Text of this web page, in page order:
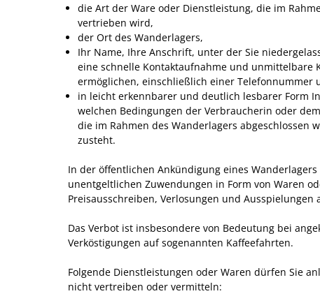
die Art der Ware oder Dienstleistung, die im
vertrieben wird,
der Ort des Wanderlagers,
Ihr Name, Ihre Anschrift, unter der Sie
eine schnelle Kontaktaufnahme und unmittelbare
ermöglichen, einschließlich einer Telefonnummer
in leicht erkennbarer und deutlich lesbarer Form
welchen Bedingungen der Verbraucherin oder
die im Rahmen des Wanderlagers abgeschlossen
zusteht.
In der öffentlichen Ankündigung eines
unentgeltlichen Zuwendungen in Form von Waren
Preisausschreiben, Verlosungen und Ausspielungen
Das Verbot ist insbesondere von Bedeutung bei
Verköstigungen auf sogenannten Kaffeefahrten.
Folgende Dienstleistungen oder Waren dürfen Sie
nicht vertreiben oder vermitteln: